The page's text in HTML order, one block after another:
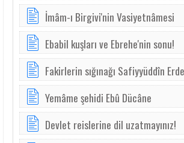
İmâm-ı Birgivi'nin Vasiyetnâmesi
Ebabil kuşları ve Ebrehe'nin sonu!
Fakirlerin sığınağı Safiyyüddîn
Yemâ­me şe­hi­di Ebû Dücâ­ne
Devlet reislerine dil uzatmayınız!